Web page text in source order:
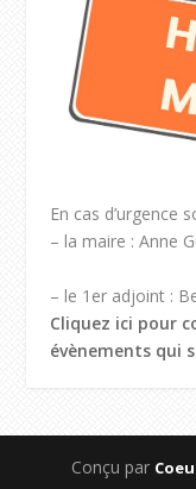
En cas d’urgence
– la maire : Anne
– le 1er adjoint :
Cliquez ici pour
évènements qui
Conçu par